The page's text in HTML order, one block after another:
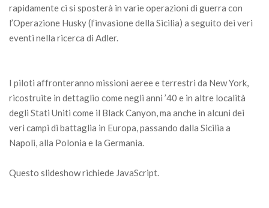
rapidamente ci si sposterà in varie operazioni di guerra con
l’Operazione Husky (l’invasione della Sicilia) a seguito dei veri
eventi nella ricerca di Adler.
I piloti affronteranno missioni aeree e terrestri da New York,
ricostruite in dettaglio come negli anni ’40 e in altre località
degli Stati Uniti come il Black Canyon, ma anche in alcuni dei
veri campi di battaglia in Europa, passando dalla Sicilia a
Napoli, alla Polonia e la Germania.
Questo slideshow richiede JavaScript.